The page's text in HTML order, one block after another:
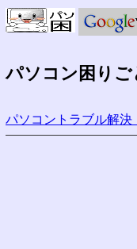
パソコン困りご
パソコントラブル解決